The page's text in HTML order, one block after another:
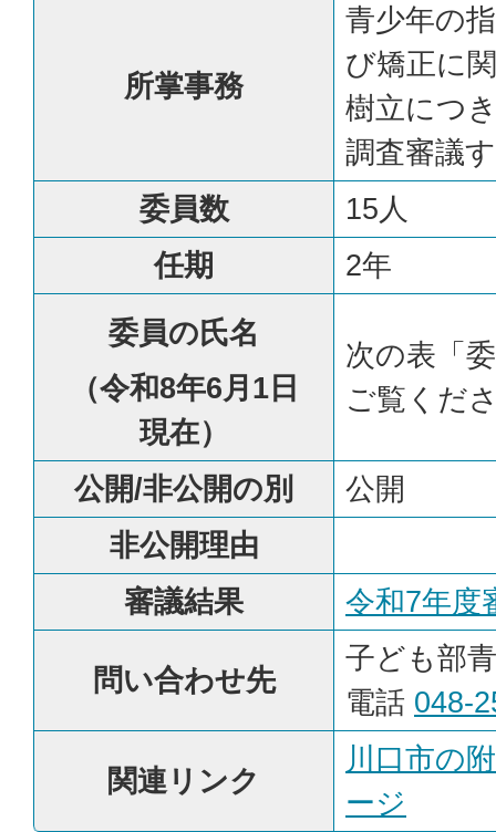
所掌事務
青少年の
び矯正に
樹立につ
調査審議
委員数
15人
任期
2年
委員の氏名
（令和8年6月1日
現在）
次の表「
ご覧くだ
公開/非公開の別
公開
非公開理由
審議結果
令和7年度
問い合わせ先
子ども部
電話 048-
関連リンク
川口市の
ージ